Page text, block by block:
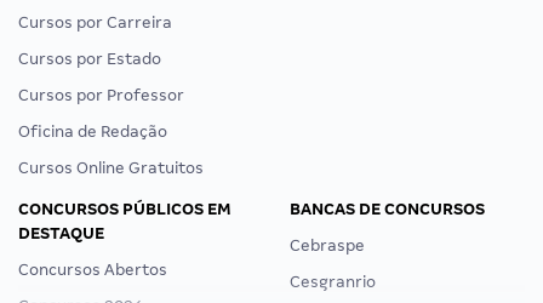
Cursos por Carreira
Cursos por Estado
Cursos por Professor
Oficina de Redação
Cursos Online Gratuitos
CONCURSOS PÚBLICOS EM
DESTAQUE
Concursos Abertos
BANCAS DE CONCURSOS
Cebraspe
Cesgranrio